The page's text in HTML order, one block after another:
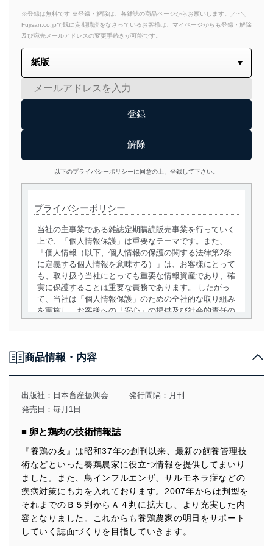
※登録は無料です ※登録・解除は、各雑誌の商品ページからお願いします。／~＼
Fujisan.co.jpで既に定期購読をなさっているお客様は、マイページからも登録・解除
及び宛先メールアドレスの変更手続きが可能です。
以下のプライバシーポリシーに同意の上、登録して下さい。
プライバシーポリシー
当社の主事業である雑誌定期購読販売事業を行っていく
上で、「個人情報保護」は重要なテーマです。また、
「個人情報（以下、個人情報の保護の関する法律第2条
に定義する個人情報を意味する）」は、お客様にとって
も、取り扱う当社にとっても重要な情報資産であり、確
実に保護することは重要な責務であります。 したがっ
て、当社は「個人情報保護」のための全社的な取り組み
を実施し、お客様への「安心」の提供及び社会的責任の
用目的を明確にし、本人の同意を得たうえで利用目的の
達成に必要な範囲内で適法かつ公正な手段によって取
得・利用・提供を行います。また、当社が保有している
個人情報は、同意を得ずに目的外利用、第三者への提
みを確実にするため、従業者等の教育を徹底してまいり
ます。また、目的外利用を行わないために、適切な管理
措置を講じます。
法令遵守
当社は、個人情報に関連する法令、国が定める指針及び
その他の規範を遵守します。また、当社の管理の仕組み
に、これらの法令及びその他の規範を常に適合させま
す。
商品情報・内容
出版社： 日本畜産振興会
発行間隔：月刊
発売日：毎月1日
■ 卵と鶏肉の技術情報誌
『養鶏の友』は昭和37年の創刊以来、最新の飼養管理技
術などといった養鶏農家に役立つ情報を提供してまいり
ました。また、鳥インフルエンザ、サルモネラ症などの
疾病対策にも力を入れております。2007年からは判型を
それまでのＢ５判からＡ４判に拡大し、より充実した内
容となりました。これからも養鶏農家の明日をサポート
していく誌面づくりを目指していきます。